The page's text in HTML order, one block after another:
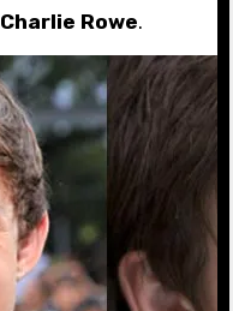
Charlie Rowe.